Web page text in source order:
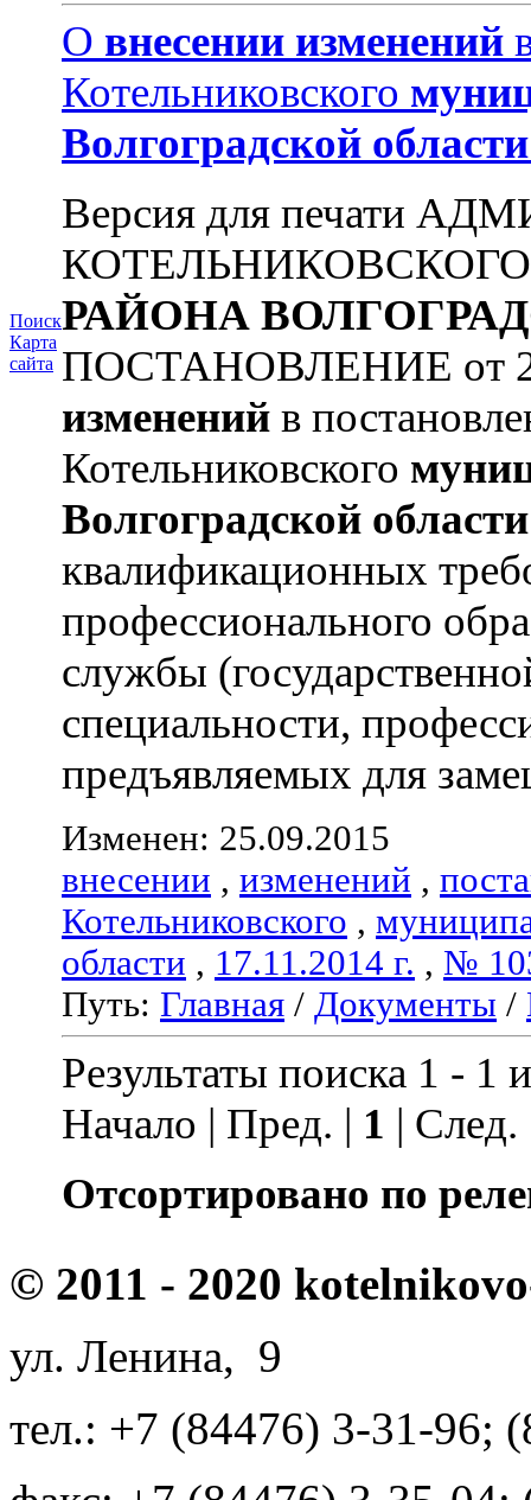
Поиск
Карта
сайта
О внесении изменений
Котельниковского
Волгоградской области
Версия для печати
РАЙОНА
ПОСТАНОВЛЕНИЕ от
изменений в
Котельниковского
Волгоградской области
квалификационных
профессионального
службы
специальности,
предъявляемых для
Изменен: 25.09.2015
внесении , изменений ,
Котельниковского ,
области , 17.11.2014 г. , №
Путь: Главная / Документы /
Результаты поиска 1 - 1
Начало | Пред. | 1 |
Отсортировано по
© 2011 - 2020
ул. Ленина, 9
тел.: +7 (84476) 3-31-96;